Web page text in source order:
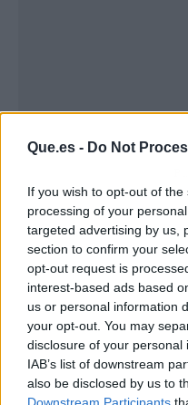
Que.es - Do Not
If you wish to opt-out of
processing of your
targeted advertising by us,
section to confirm your
opt-out request is
interest-based ads based
us or personal information
your opt-out. You may
disclosure of your
IAB’s list of downstream
also be disclosed by us to
Downstream Participants